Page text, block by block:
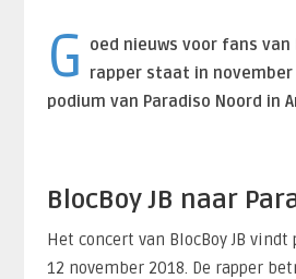
G
oed nieuws voor fans van
rapper staat in
podium van Paradiso Noord in
BlocBoy JB naar
Het concert van BlocBoy JB
12 november 2018. De rapper